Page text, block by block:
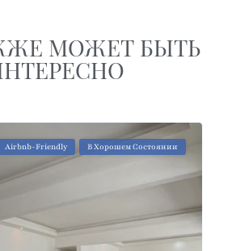
МОЖЕТ БЫТЬ
Airbnb-Friendly В Хорошем Состоянии